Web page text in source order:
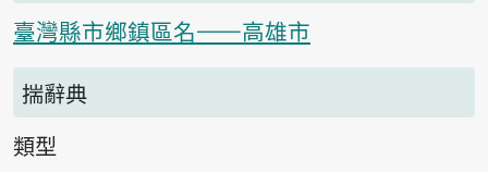
臺灣縣市鄉鎮區名——高雄市
揣辭典
類型